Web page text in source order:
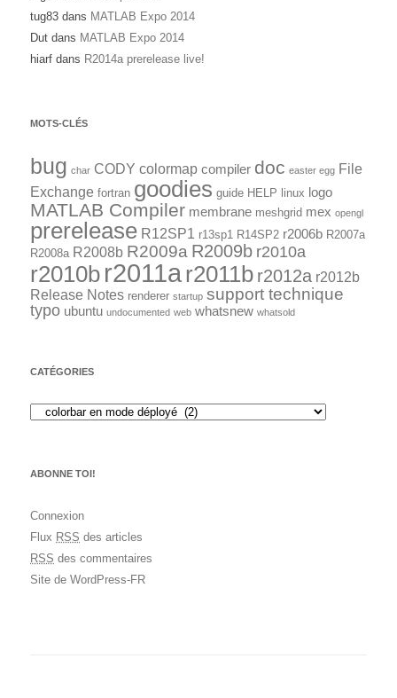
tug83 dans MATLAB Expo 2014
Dut dans MATLAB Expo 2014
hiarf dans R2014a prerelease live!
MOTS-CLÉS
bug char CODY colormap compiler doc easter egg File
Exchange fortran goodies guide HELP linux logo
MATLAB Compiler membrane meshgrid mex opengl
prerelease R12SP1 r13sp1 R14SP2 r2006b R2007a
R2008a R2008b R2009a R2009b r2010a
r2010b r2011ar2011b r2012a r2012b
Release Notes renderer startup support technique
typo ubuntu undocumented web whatsnew whatsold
CATÉGORIES
ABONNE TOI!
Connexion
Flux RSS des articles
RSS des commentaires
Site de WordPress-FR